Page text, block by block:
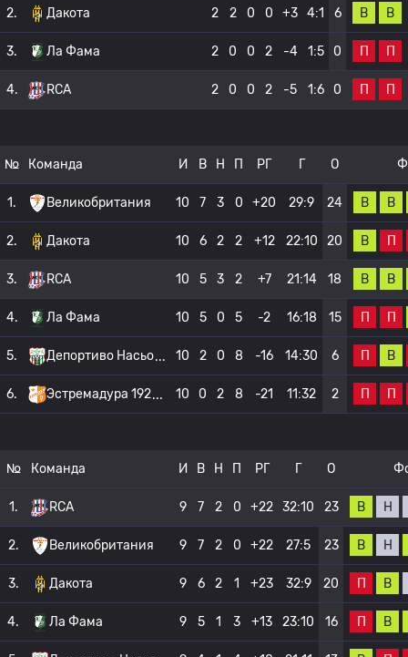
2. Дакота 2 2 0 0 +3 4:1 6 В В
3. Ла Фама 2 0 0 2 -4 1:5 0 П П
4. RCA 2 0 0 2 -5 1:6 0 П П
№ Команда И В Н П РГ Г О
1. Великобритания 10 7 3 0 +20 29:9 24 В В
2. Дакота 10 6 2 2 +12 22:10 20 В П
3. RCA 10 5 3 2 +7 21:14 18 В В
4. Ла Фама 10 5 0 5 -2 16:18 15 П П
5. Депортиво Насьо 10 2 0 8 -16 14:30 6 П В
6. Эстремадура 192 10 0 2 8 -21 11:32 2 П П
№ Команда И В Н П РГ Г О
1. RCA 9 7 2 0 +22 32:10 23 В Н
2. Великобритания 9 7 2 0 +22 27:5 23 В Н
3. Дакота 9 6 2 1 +23 32:9 20 П В
4. Ла Фама 9 5 1 3 +13 23:10 16 П В